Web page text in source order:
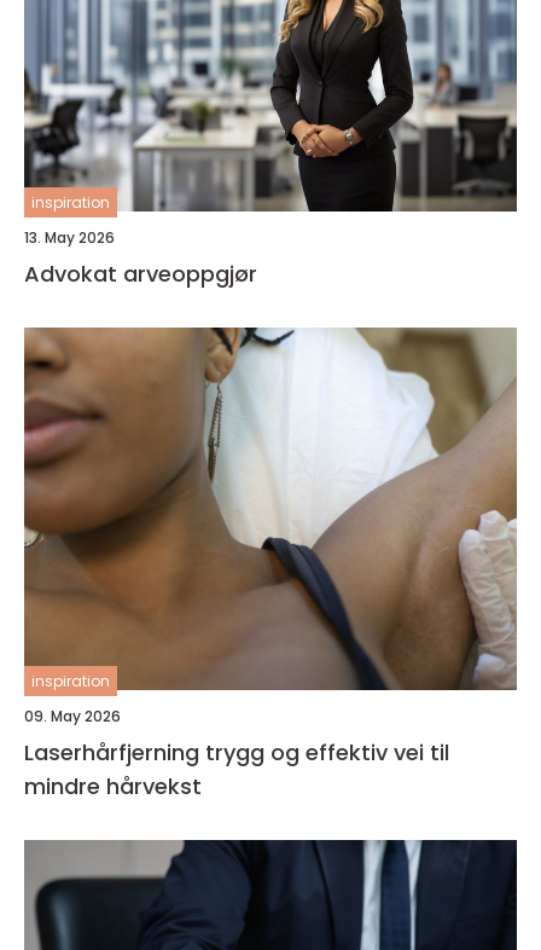
inspiration
13. May 2026
Advokat arveoppgjør
inspiration
09. May 2026
Laserhårfjerning trygg og effektiv vei til
mindre hårvekst